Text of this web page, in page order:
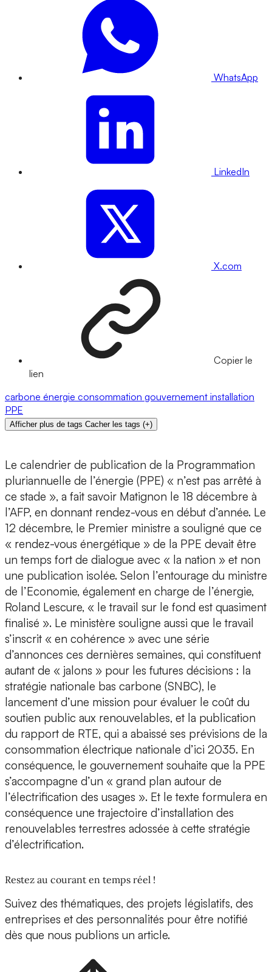
WhatsApp
LinkedIn
X.com
Copier le
lien
carbone énergie consommation gouvernement installation
PPE
Afficher plus de tags Cacher les tags (+)
Le calendrier de publication de la Programmation
pluriannuelle de l’énergie (PPE) « n’est pas arrêté à
ce stade », a fait savoir Matignon le 18 décembre à
l’AFP, en donnant rendez-vous en début d’année. Le
12 décembre, le Premier ministre a souligné que ce
« rendez-vous énergétique » de la PPE devait être
un temps fort de dialogue avec « la nation » et non
une publication isolée. Selon l’entourage du ministre
de l’Economie, également en charge de l’énergie,
Roland Lescure, « le travail sur le fond est quasiment
finalisé ». Le ministère souligne aussi que le travail
s’inscrit « en cohérence » avec une série
d’annonces ces dernières semaines, qui constituent
autant de « jalons » pour les futures décisions : la
stratégie nationale bas carbone (SNBC), le
lancement d’une mission pour évaluer le coût du
soutien public aux renouvelables, et la publication
du rapport de RTE, qui a abaissé ses prévisions de la
consommation électrique nationale d’ici 2035. En
conséquence, le gouvernement souhaite que la PPE
s’accompagne d’un « grand plan autour de
l’électrification des usages ». Et le texte formulera en
conséquence une trajectoire d’installation des
renouvelables terrestres adossée à cette stratégie
d’électrification.
Restez au courant en temps réel !
Suivez des thématiques, des projets législatifs, des
entreprises et des personnalités pour être notifié
dès que nous publions un article.